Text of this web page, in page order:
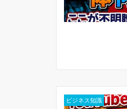
ビジネス知識